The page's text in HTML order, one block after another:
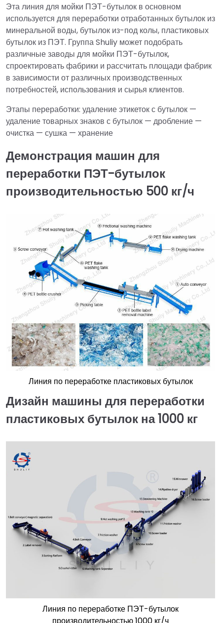
Эта линия для мойки ПЭТ-бутылок в основном
используется для переработки отработанных бутылок из
минеральной воды, бутылок из-под колы, пластиковых
бутылок из ПЭТ. Группа Shuliy может подобрать
различные заводы для мойки ПЭТ-бутылок,
спроектировать фабрики и рассчитать площади фабрик
в зависимости от различных производственных
потребностей, использования и сырья клиентов.
Этапы переработки: удаление этикеток с бутылок —
удаление товарных знаков с бутылок — дробление —
очистка — сушка — хранение
Демонстрация машин для
переработки ПЭТ-бутылок
производительностью 500 кг/ч
Линия по переработке пластиковых бутылок
Дизайн машины для переработки
пластиковых бутылок на 1000 кг
Линия по переработке ПЭТ-бутылок